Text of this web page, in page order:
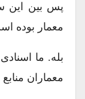
پس بین این
معمار بوده
بله. ما
معماران